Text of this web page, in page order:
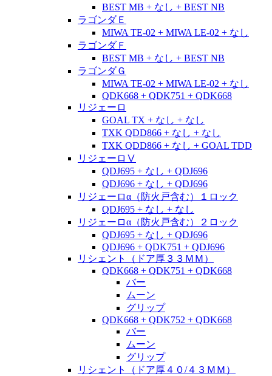
BEST MB + なし + BEST NB
ラゴンダＥ
MIWA TE-02 + MIWA LE-02 + なし
ラゴンダＦ
BEST MB + なし + BEST NB
ラゴンダＧ
MIWA TE-02 + MIWA LE-02 + なし
QDK668 + QDK751 + QDK668
リジェーロ
GOAL TX + なし + なし
TXK QDD866 + なし + なし
TXK QDD866 + なし + GOAL TDD
リジェーロⅤ
QDJ695 + なし + QDJ696
QDJ696 + なし + QDJ696
リジェーロα（防火戸含む）１ロック
QDJ695 + なし + なし
リジェーロα（防火戸含む）２ロック
QDJ695 + なし + QDJ696
QDJ696 + QDK751 + QDJ696
リシェント（ドア厚３３ＭＭ）
QDK668 + QDK751 + QDK668
バー
ムーン
グリップ
QDK668 + QDK752 + QDK668
バー
ムーン
グリップ
リシェント（ドア厚４０/４３ＭＭ）